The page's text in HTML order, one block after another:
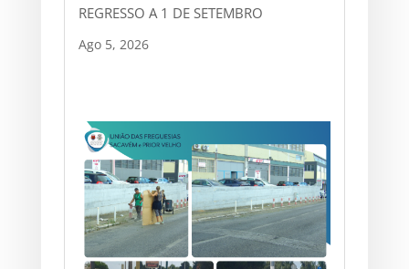
REGRESSO A 1 DE SETEMBRO
Ago 5, 2026